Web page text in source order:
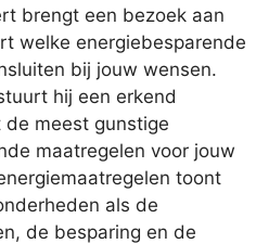
brengt een bezoek aan
welke energiebesparende
bij jouw wensen.
hij een erkend
de meest gunstige
maatregelen voor jouw
toont
als de
de besparing en de